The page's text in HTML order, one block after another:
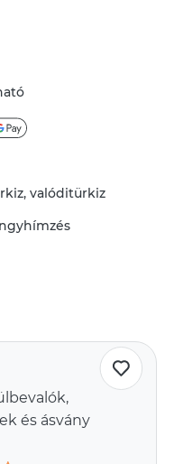
,valóditürkiz
és ásvány